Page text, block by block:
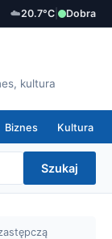
☁️20.7°C Dobra
kultura
Biznes Kultura
Szukaj